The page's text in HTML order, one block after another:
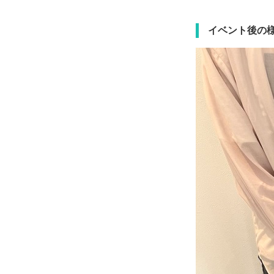
イベント後の